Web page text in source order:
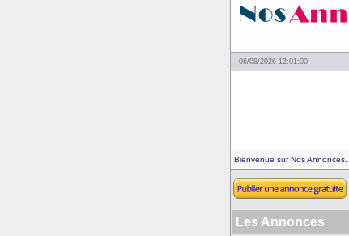
06/08/2026 12:01:00
Bienvenue sur Nos Annonces.
Les Annonces